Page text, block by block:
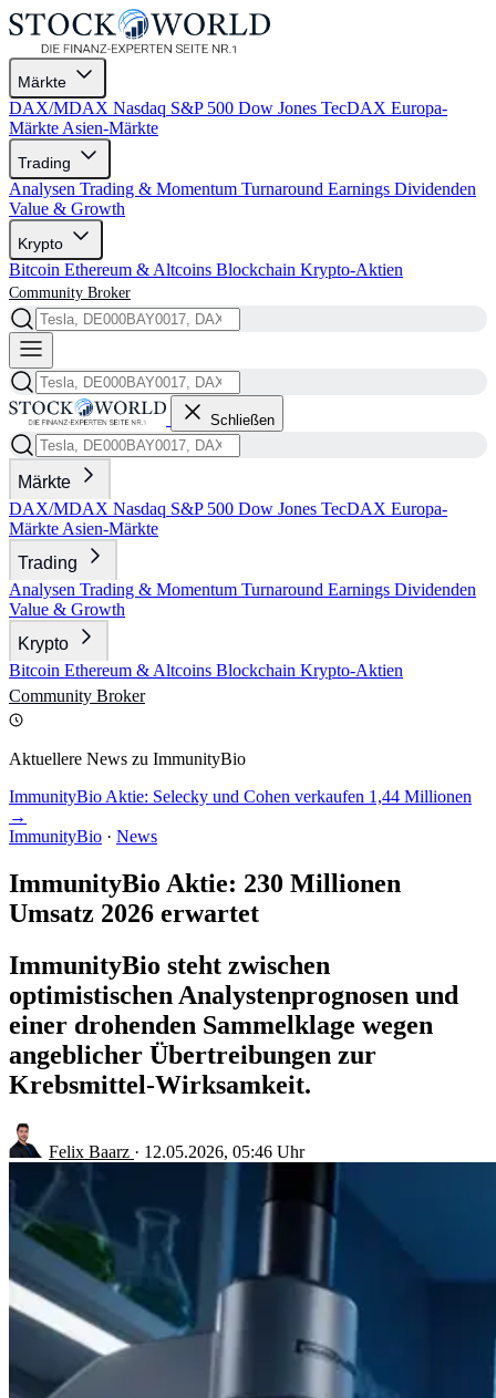
Märkte
DAX/MDAX Nasdaq S&P 500 Dow Jones TecDAX Europa-
Märkte Asien-Märkte
Trading
Analysen Trading & Momentum Turnaround Earnings Dividenden
Value & Growth
Krypto
Bitcoin Ethereum & Altcoins Blockchain Krypto-Aktien
Community Broker
Schließen
Märkte
DAX/MDAX Nasdaq S&P 500 Dow Jones TecDAX Europa-
Märkte Asien-Märkte
Trading
Analysen Trading & Momentum Turnaround Earnings Dividenden
Value & Growth
Krypto
Bitcoin Ethereum & Altcoins Blockchain Krypto-Aktien
Community Broker
Aktuellere News zu ImmunityBio
ImmunityBio Aktie: Selecky und Cohen verkaufen 1,44 Millionen
→
ImmunityBio · News
ImmunityBio Aktie: 230 Millionen
Umsatz 2026 erwartet
ImmunityBio steht zwischen
optimistischen Analystenprognosen und
einer drohenden Sammelklage wegen
angeblicher Übertreibungen zur
Krebsmittel-Wirksamkeit.
Felix Baarz · 12.05.2026, 05:46 Uhr